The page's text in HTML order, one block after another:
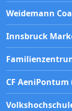
Weidemann
Innsbruck
CF AeniPontum